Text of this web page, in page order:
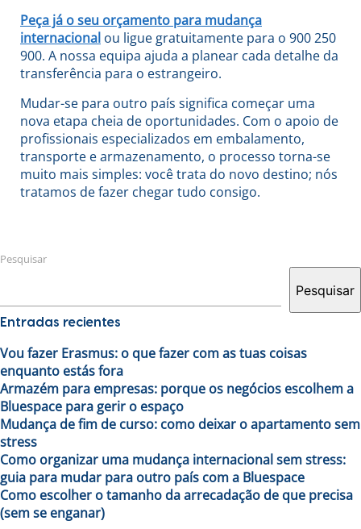
Peça já o seu orçamento para mudança
internacional ou ligue gratuitamente para o 900 250
900. A nossa equipa ajuda a planear cada detalhe da
transferência para o estrangeiro.
Mudar-se para outro país significa começar uma
nova etapa cheia de oportunidades. Com o apoio de
profissionais especializados em embalamento,
transporte e armazenamento, o processo torna-se
muito mais simples: você trata do novo destino; nós
tratamos de fazer chegar tudo consigo.
Pesquisar
Pesquisar
Entradas recientes
Vou fazer Erasmus: o que fazer com as tuas coisas
enquanto estás fora
Armazém para empresas: porque os negócios escolhem a
Bluespace para gerir o espaço
Mudança de fim de curso: como deixar o apartamento sem
stress
Como organizar uma mudança internacional sem stress:
guia para mudar para outro país com a Bluespace
Como escolher o tamanho da arrecadação de que precisa
(sem se enganar)